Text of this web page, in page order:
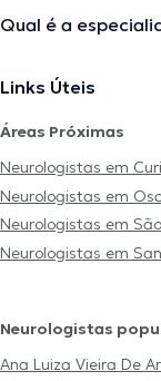
Qual é a
Links Úteis
Áreas Próximas
Neurologistas em
Neurologistas em
Neurologistas em
Neurologistas em
Neurologistas
Ana Luiza Vieira De